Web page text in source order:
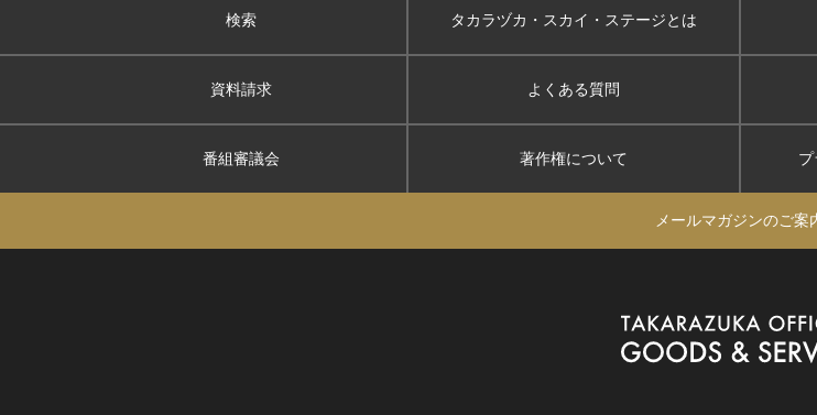
検索 タカラヅカ・スカイ ・ステージとは
資料請求 よくある質問
番組審議会 著作権について
メールマガジンのご案